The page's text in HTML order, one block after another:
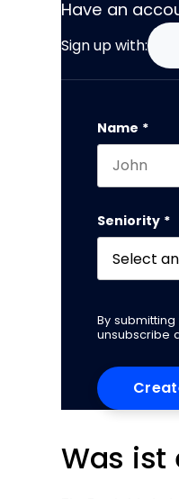
Have an
Sign up with:
Comments
Name *
Seniority *
By
unsubscribe
Was ist